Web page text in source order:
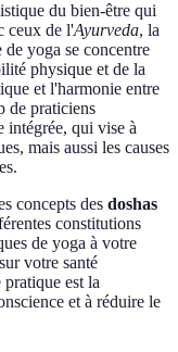
du bien-être qui
ceux de l'Ayurveda, la
yoga se concentre
physique et de la
et l'harmonie entre
de praticiens
intégrée, qui vise à
mais aussi les causes
concepts des doshas
constitutions
de yoga à votre
votre santé
est la
et à réduire le